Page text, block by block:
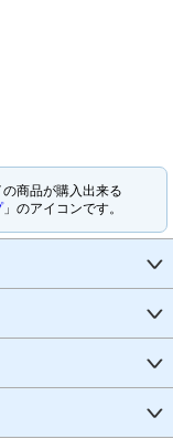
商品が購入出来る
」のアイコンです。